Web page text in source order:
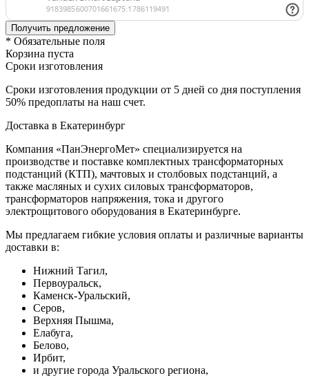
* Обязательные поля
Корзина пуста
Сроки изготовления
Сроки изготовления продукции от 5 дней со дня поступления
50% предоплаты на наш счет.
Доставка в Екатеринбург
Компания «ПанЭнергоМет» специализируется на
производстве и поставке комплектных трансформаторных
подстанций (КТП), мачтовых и столбовых подстанций, а
также масляных и сухих силовых трансформаторов,
трансформаторов напряжения, тока и другого
электрощитового оборудования в Екатеринбурге.
Мы предлагаем гибкие условия оплаты и различные варианты
доставки в:
Нижний Тагил,
Первоуральск,
Каменск-Уральский,
Серов,
Верхняя Пышма,
Елабуга,
Белово,
Ирбит,
и другие города Уральского региона,